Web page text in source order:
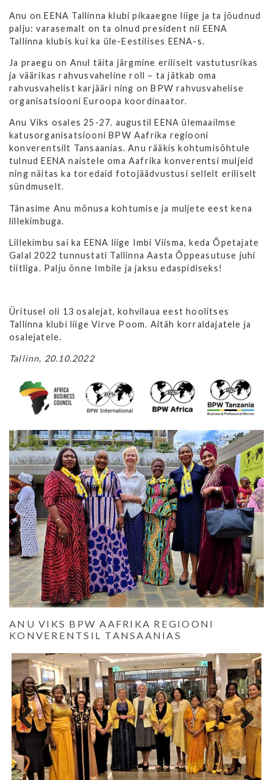
Anu on EENA Tallinna klubi pikaaegne liige ja ta jõudnud
palju: varasemalt on ta olnud president nii EENA
Tallinna klubis kui ka üle-Eestilises EENA-s.
Ja praegu on Anul täita järgmine eriliselt vastutusrikas
ja väärikas rahvusvaheline roll – ta jätkab oma
rahvusvahelist karjääri ning on BPW rahvusvahelise
organisatsiooni Euroopa koordinaator.
Anu Viks osales 25-27. augustil EENA ülemaailmse
katusorganisatsiooni BPW Aafrika regiooni
konverentsilt Tansaanias. Anu rääkis kohtumisõhtule
tulnud EENA naistele oma Aafrika konverentsi muljeid
ning näitas ka toredaid fotojäädvustusi sellelt eriliselt
sündmuselt.
Tänasime Anu mõnusa kohtumise ja muljete eest kena
lillekimbuga.
Lillekimbu sai ka EENA liige Imbi Viisma, keda Õpetajate
Galal 2022 tunnustati Tallinna Aasta Õppeasutuse juhi
tiitliga. Palju õnne Imbile ja jaksu edaspidiseks!
Üritusel oli 13 osalejat, kohvilaua eest hoolitses
Tallinna klubi liige Virve Poom. Aitäh korraldajatele ja
osalejatele.
Tallinn, 20.10.2022
ANU VIKS BPW AAFRIKA REGIOONI
KONVERENTSIL TANSAANIAS
Previous Next